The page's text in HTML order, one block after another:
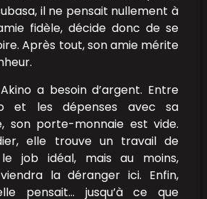
il ne pensait nullement à
fidèle, décide donc de se
Après tout, son amie mérite
a besoin d’argent. Entre
et les dépenses avec sa
son porte-monnaie est vide.
elle trouve un travail de
le job idéal, mais au moins,
la déranger ici. Enfin,
pensait… jusqu’à ce que